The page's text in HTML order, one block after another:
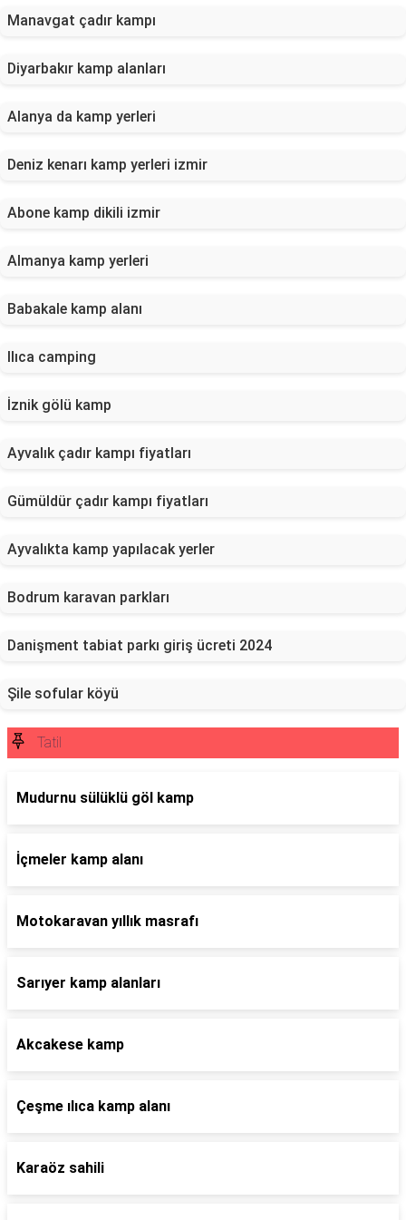
Manavgat çadır kampı
Diyarbakır kamp alanları
Alanya da kamp yerleri
Deniz kenarı kamp yerleri izmir
Abone kamp dikili izmir
Almanya kamp yerleri
Babakale kamp alanı
Ilıca camping
İznik gölü kamp
Ayvalık çadır kampı fiyatları
Gümüldür çadır kampı fiyatları
Ayvalıkta kamp yapılacak yerler
Bodrum karavan parkları
Danişment tabiat parkı giriş ücreti 2024
Şile sofular köyü
Tatil
Mudurnu sülüklü göl kamp
İçmeler kamp alanı
Motokaravan yıllık masrafı
Sarıyer kamp alanları
Akcakese kamp
Çeşme ılıca kamp alanı
Karaöz sahili